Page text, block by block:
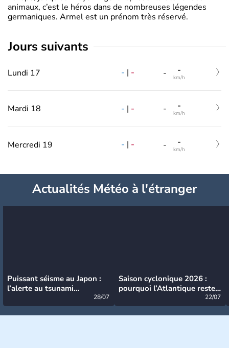
animaux, c’est le héros dans de nombreuses légendes
germaniques. Armel est un prénom très réservé.
jours suivants
Lundi 17 - | - - -
km/h
Mardi 18 - | - - -
km/h
Mercredi 19 - | - - -
km/h
Actualités Météo à l'étranger
Puissant séisme au Japon :
l’alerte au tsunami
28/07
Saison cyclonique 2026 :
pourquoi l’Atlantique reste
22/07